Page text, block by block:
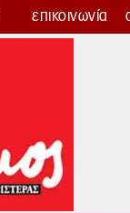
επικοινωνία